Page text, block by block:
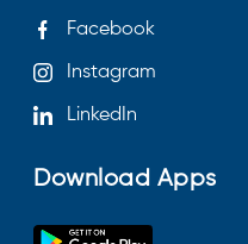
Facebook
Instagram
LinkedIn
Download Apps